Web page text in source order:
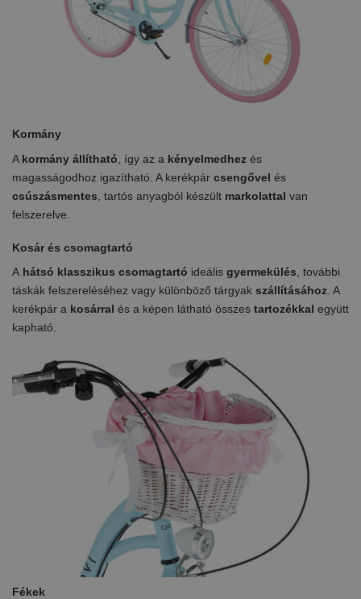
Kormány
A kormány állítható , így az a kényelmedhez és
magasságodhoz igazítható. A kerékpár csengővel és
csúszásmentes , tartós anyagból készült markolattal van
felszerelve.
Kosár és csomagtartó
A hátsó klasszikus csomagtartó ideális gyermekülés, további
táskák felszereléséhez vagy különböző tárgyak szállításához. A
kerékpár a kosárral és a képen látható összes tartozékkal együtt
kapható.
Fékek